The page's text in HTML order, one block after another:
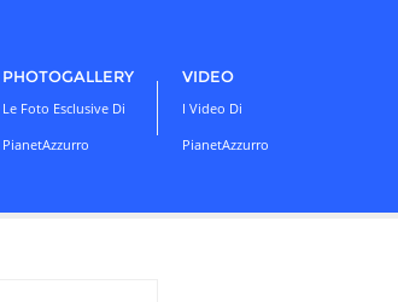
PHOTOGALLERY
Le Foto Esclusive Di
PianetAzzurro
VIDEO
I Video Di
PianetAzzurro